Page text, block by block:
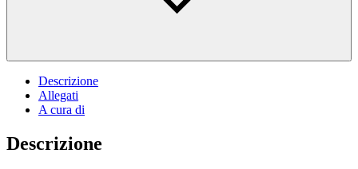
Descrizione
Allegati
A cura di
Descrizione